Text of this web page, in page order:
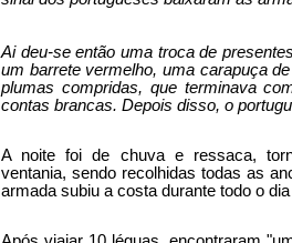
Ai deu-se então uma troca de
um barrete vermelho, uma carapuça
plumas compridas, que terminava
contas brancas. Depois disso, o
A noite foi de chuva e ressaca,
ventania, sendo recolhidas todas as
armada subiu a costa durante todo o